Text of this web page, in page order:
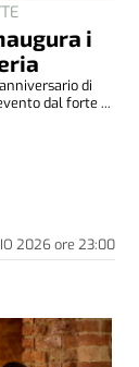
i
2026ore 23:00
di
dal forte ...